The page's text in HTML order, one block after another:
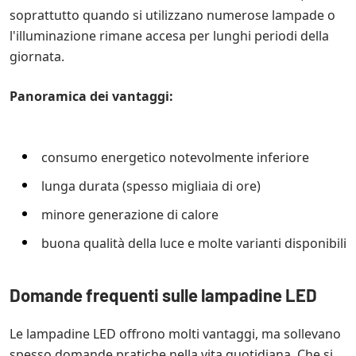
appare la lampada, indipendentemente dalla
potenza in watt.
soprattutto quando si utilizzano numerose lampade o
l'illuminazione rimane accesa per lunghi periodi della
giornata.
Panoramica dei vantaggi:
consumo energetico notevolmente inferiore
lunga durata (spesso migliaia di ore)
minore generazione di calore
buona qualità della luce e molte varianti disponibili
Domande frequenti sulle lampadine LED
Le lampadine LED offrono molti vantaggi, ma sollevano